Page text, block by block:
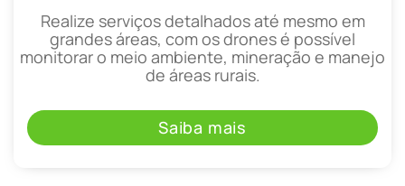
Realize serviços detalhados até mesmo em
grandes áreas, com os drones é possível
monitorar o meio ambiente, mineração e manejo
de áreas rurais.
Saiba mais